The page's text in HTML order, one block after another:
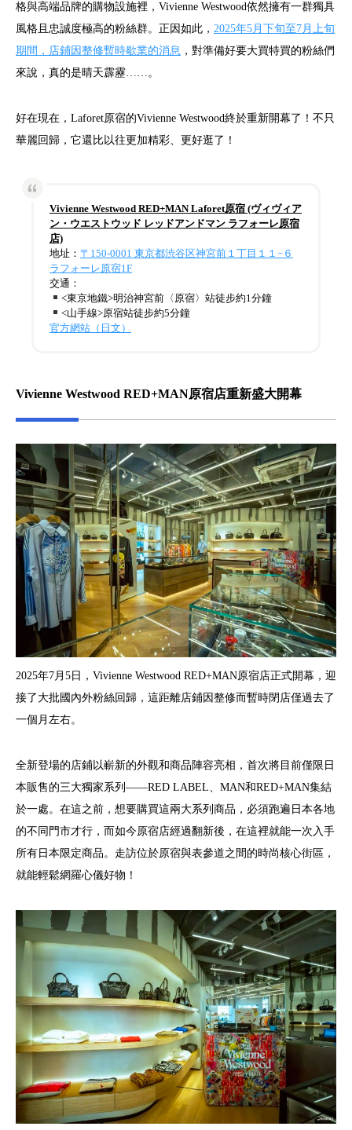
格與高端品牌的購物設施裡，Vivienne Westwood依然擁有一群獨具
風格且忠誠度極高的粉絲群。正因如此， 2025年5月下旬至7月上旬
期間，店鋪因整修暫時歇業的消息 ，對準備好要大買特買的粉絲們
來說，真的是晴天霹靂……。
好在現在，Laforet原宿的Vivienne Westwood終於重新開幕了！不只
華麗回歸，它還比以往更加精彩、更好逛了！
Vivienne Westwood RED+MAN Laforet原宿 (ヴィヴィア
ン・ウエストウッド レッドアンドマン ラフォーレ原宿
店)
地址： 〒150-0001 東京都渋谷区神宮前１丁目１１−６
ラフォーレ原宿1F
交通：
<東京地鐵>明治神宮前〈原宿〉站徒步約1分鐘
<山手線>原宿站徒步約5分鐘
官方網站（日文）
Vivienne Westwood RED+MAN原宿店重新盛大開幕
2025年7月5日，Vivienne Westwood RED+MAN原宿店正式開幕，迎
接了大批國內外粉絲回歸，這距離店鋪因整修而暫時閉店僅過去了
一個月左右。
全新登場的店鋪以嶄新的外觀和商品陣容亮相，首次將目前僅限日
本販售的三大獨家系列——RED LABEL、MAN和RED+MAN集結
於一處。在這之前，想要購買這兩大系列商品，必須跑遍日本各地
的不同門市才行，而如今原宿店經過翻新後，在這裡就能一次入手
所有日本限定商品。走訪位於原宿與表參道之間的時尚核心街區，
就能輕鬆網羅心儀好物！